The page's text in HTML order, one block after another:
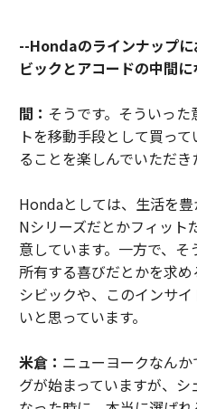
--Hondaのラインナップ
ビックとアコードの中間
間： そうです。そういっ
トを移動手段として買っ
ることを楽しんでいただき
Hondaとしては、生活を
Nシリーズだとかフィット
意しています。一方で、
所有する喜びだとかを求
シビックや、このインサ
いと思っています。
米倉： ニューヨークなん
グが始まっていますが、